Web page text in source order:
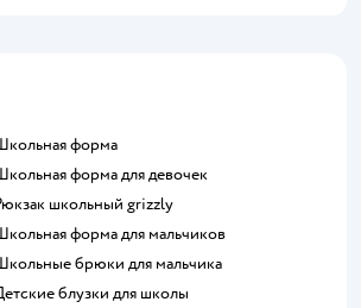
Школьная форма
Школьная форма для девочек
Рюкзак школьный grizzly
Школьная форма для мальчиков
Школьные брюки для мальчика
Детские блузки для школы